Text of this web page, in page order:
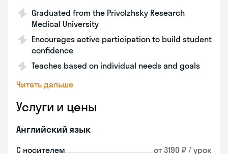
Graduated from the Privolzhsky Research
Medical University
Encourages active participation to build student
confidence
Teaches based on individual needs and goals
Читать дальше
Услуги и цены
Английский язык
С носителем от 3190 ₽ / урок